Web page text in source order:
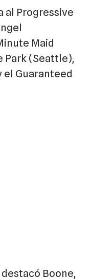
al Progressive
Maid
Park (Seattle),
el Guaranteed
Boone,